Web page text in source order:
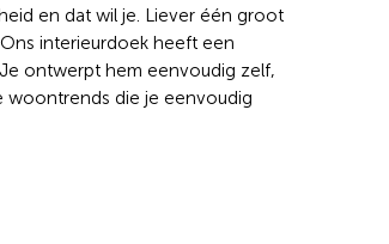
en dat wil je. Liever één groot
interieurdoek heeft een
ontwerpt hem eenvoudig zelf,
woontrends die je eenvoudig